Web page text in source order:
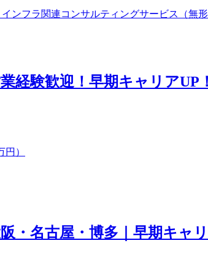
ンフラ関連コンサルティングサービス（無形
経験歓迎！早期キャリア
）
・名古屋・博多｜早期キャ